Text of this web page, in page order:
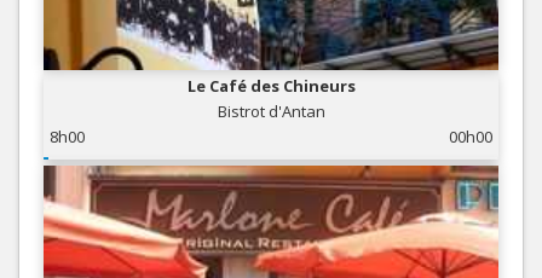
Le Café des Chineurs
Bistrot d'Antan
8h00
00h00